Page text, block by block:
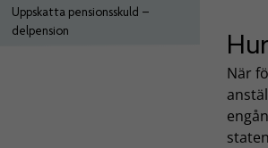
Uppskatta pensionsskuld –
delpension
När